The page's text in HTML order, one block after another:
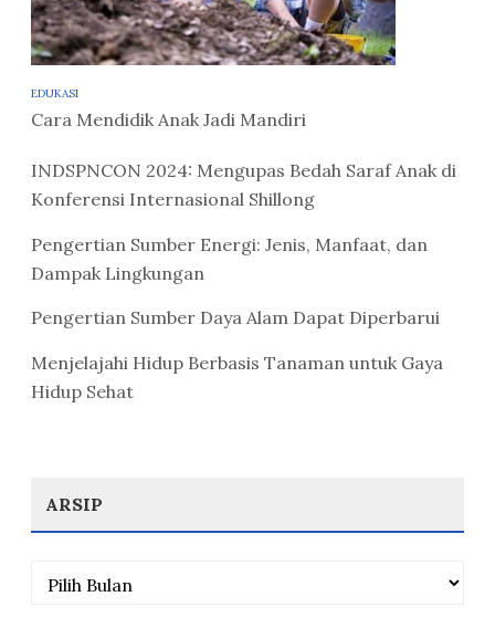
EDUKASI
Cara Mendidik Anak Jadi Mandiri
INDSPNCON 2024: Mengupas Bedah Saraf Anak di
Konferensi Internasional Shillong
Pengertian Sumber Energi: Jenis, Manfaat, dan
Dampak Lingkungan
Pengertian Sumber Daya Alam Dapat Diperbarui
Menjelajahi Hidup Berbasis Tanaman untuk Gaya
Hidup Sehat
ARSIP
Arsip